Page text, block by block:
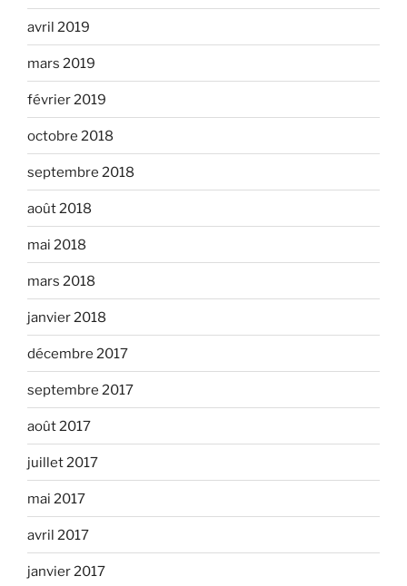
avril 2019
mars 2019
février 2019
octobre 2018
septembre 2018
août 2018
mai 2018
mars 2018
janvier 2018
décembre 2017
septembre 2017
août 2017
juillet 2017
mai 2017
avril 2017
janvier 2017